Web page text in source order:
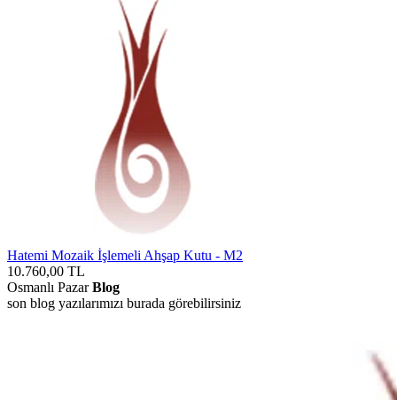
Hatemi Mozaik İşlemeli Ahşap Kutu - M2
10.760,00 TL
Osmanlı PazarBlog
son blog yazılarımızı burada görebilirsiniz